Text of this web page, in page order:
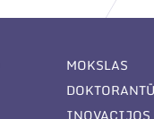
MOKSLAS